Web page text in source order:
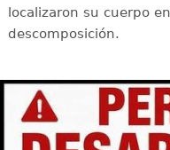
localizaron su cuerpo
descomposición.